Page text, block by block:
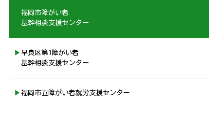
▶︎福岡市障がい者
基幹相談支援センター
▶︎早良区第1障がい者
基幹相談支援センター
▶︎福岡市立障がい者就労支援センター